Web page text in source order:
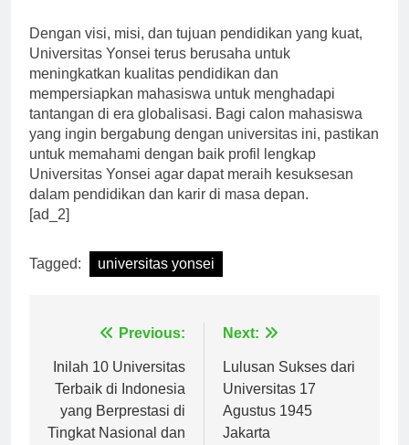
Dengan visi, misi, dan tujuan pendidikan yang kuat,
Universitas Yonsei terus berusaha untuk
meningkatkan kualitas pendidikan dan
mempersiapkan mahasiswa untuk menghadapi
tantangan di era globalisasi. Bagi calon mahasiswa
yang ingin bergabung dengan universitas ini, pastikan
untuk memahami dengan baik profil lengkap
Universitas Yonsei agar dapat meraih kesuksesan
dalam pendidikan dan karir di masa depan.
[ad_2]
Tagged: universitas yonsei
Navigasi
pos
Previous:
Inilah 10 Universitas
Terbaik di Indonesia
yang Berprestasi di
Tingkat Nasional dan
Next:
Lulusan Sukses dari
Universitas 17
Agustus 1945
Jakarta